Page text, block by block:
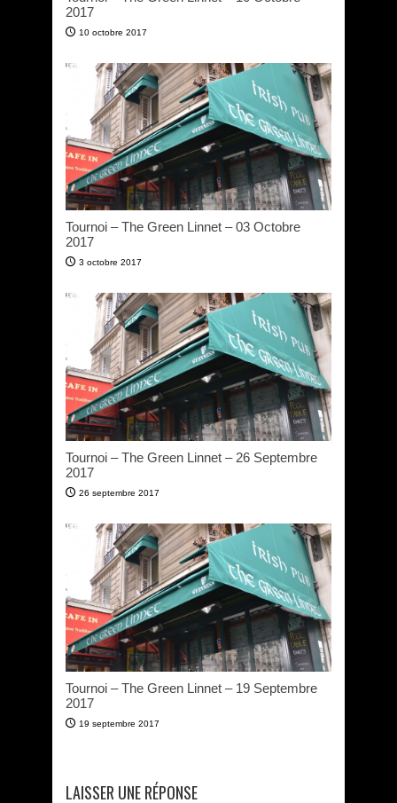
2017
10 octobre 2017
Tournoi – The Green Linnet – 03 Octobre
2017
3 octobre 2017
Tournoi – The Green Linnet – 26 Septembre
2017
26 septembre 2017
Tournoi – The Green Linnet – 19 Septembre
2017
19 septembre 2017
LAISSER UNE RÉPONSE